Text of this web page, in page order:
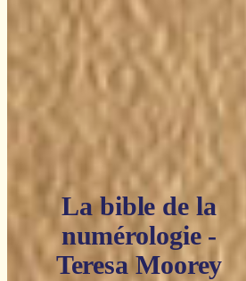
La bible de la
numérologie -
Teresa Moorey